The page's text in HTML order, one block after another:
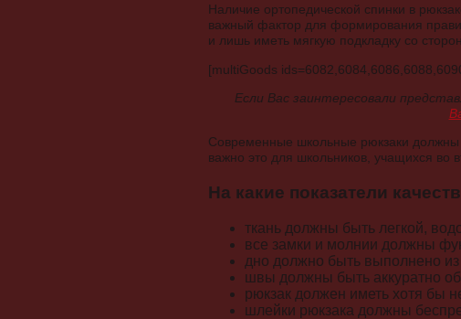
Наличие ортопедической спинки в
важный фактор для формирования
и лишь иметь мягкую подкладку со
[multiGoods
Если Вас заинтересовали
Современные школьные рюкзаки
важно это для школьников, учащихся во
На какие показатели
ткань должны быть легкой,
все замки и молнии должны
дно должно быть выполнено
швы должны быть аккуратно
рюкзак должен иметь хотя бы
шлейки рюкзака должны